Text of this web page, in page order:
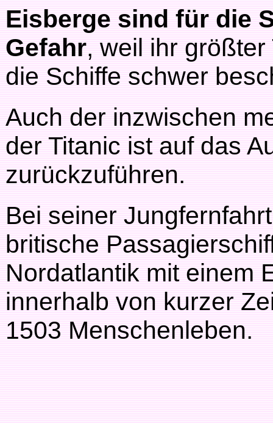
Eisberge sind für die
Gefahr, weil ihr größter
die Schiffe schwer
Auch der inzwischen
der Titanic ist auf das
zurückzuführen.
Bei seiner
britische
Nordatlantik mit einem
innerhalb von kurzer
1503 Menschenleben.